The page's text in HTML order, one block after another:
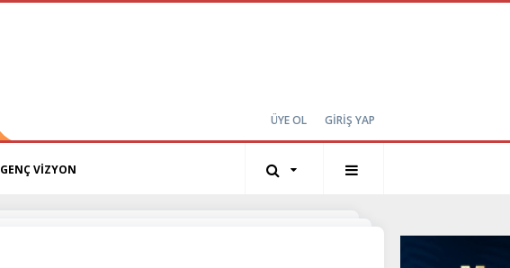
ÜYE OL GİRİŞ YAP
GENÇ VİZYON